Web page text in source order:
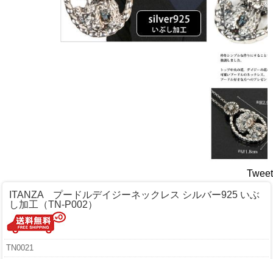
Tweet
ITANZA プードルデイジーネックレス シルバー925 いぶ
し加工（TN-P002）
TN0021